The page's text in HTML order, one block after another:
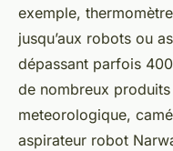
exemple,
jusqu’aux robots ou
dépassant parfois
de nombreux
meteorologique,
aspirateur robot